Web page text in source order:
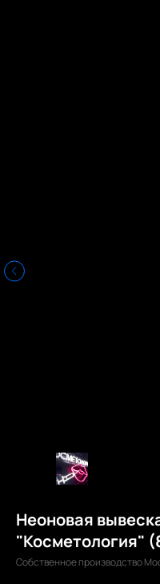
Неоновая
"Косметология"
Собственное производство